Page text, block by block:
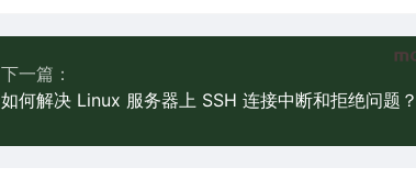
下一篇：
如何解决 Linux 服务器上 SSH 连接中断和拒绝问题？